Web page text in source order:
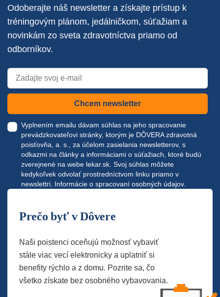
Odoberajte náš newsletter a získajte prístup k
tréningovým plánom, jedálničkom, súťažiam a
novinkám zo sveta zdravotníctva priamo od
odborníkov.
Chcem newsletter
Vyplnením emailu dávam súhlas na jeho spracovanie
prevádzkovateľovi stránky, ktorým je DÔVERA zdravotná
poisťovňa, a. s., za účelom zasielania newsletterov, s
odkazmi na články a informáciami o súťažiach, ktoré budú
zverejnené na webe lekar.sk . Svoj súhlas môžete
kedykoľvek odvolať prostredníctvom linku priamo v
newslettri. Informácie o spracovaní osobných údajov.
Prečo byť v Dôvere
Naši poistenci oceňujú možnosť vybaviť
stále viac vecí elektronicky a uplatniť si
benefity rýchlo a z domu. Pozrite sa, čo
všetko získate bez osobného vybavovania.